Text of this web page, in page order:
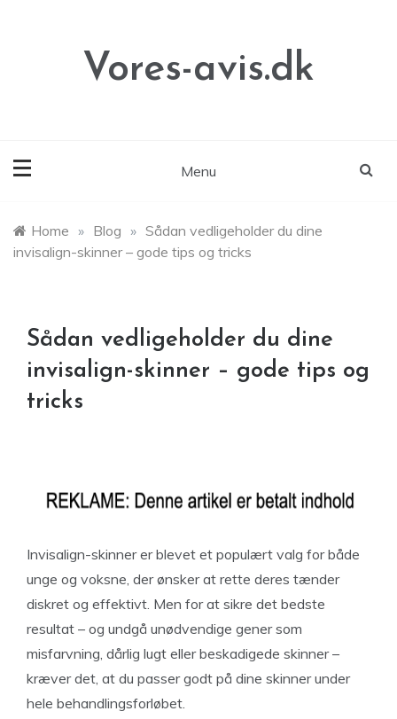
Vores-avis.dk
Menu
Home » Blog » Sådan vedligeholder du dine
invisalign-skinner – gode tips og tricks
Sådan vedligeholder du dine
invisalign-skinner – gode tips og
tricks
Invisalign-skinner er blevet et populært valg for både
unge og voksne, der ønsker at rette deres tænder
diskret og effektivt. Men for at sikre det bedste
resultat – og undgå unødvendige gener som
misfarvning, dårlig lugt eller beskadigede skinner –
kræver det, at du passer godt på dine skinner under
hele behandlingsforløbet.